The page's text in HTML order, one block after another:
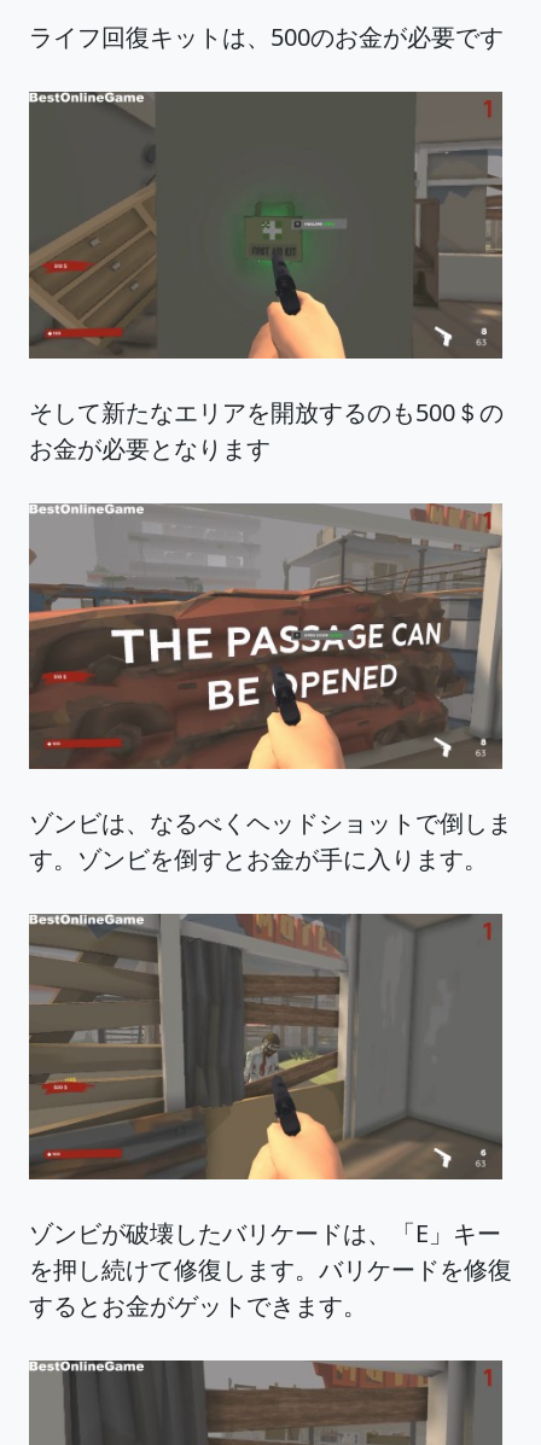
ライフ回復キットは、500のお金が必要です
そして新たなエリアを開放するのも500＄の
お金が必要となります
ゾンビは、なるべくヘッドショットで倒しま
す。ゾンビを倒すとお金が手に入ります。
ゾンビが破壊したバリケードは、「E」キー
を押し続けて修復します。バリケードを修復
するとお金がゲットできます。